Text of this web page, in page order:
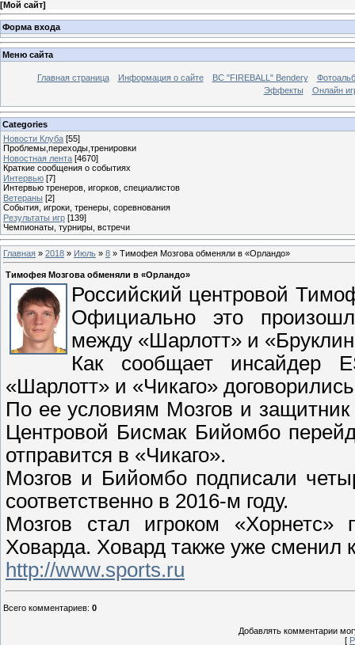
[Мой сайт]
Форма входа
Меню сайта
Главная страница Информация о сайте BC "FIREBALL" Bendery
Эффекты
Онлайн
Categories
Новости Клуба [55]
Проблемы,переходы,тренировки
Новостная лента [4670]
Краткие сообщения о событиях
Интервью [7]
Интервью тренеров, игорков, специалистов
Ветераны [2]
События, игроки, тренеры, соревнования
Результаты игр [139]
Чемпионаты, турниры, встречи
Главная » 2018 » Июль » 8 » Тимофея Мозгова обменяли в «Орландо»
Тимофея Мозгова обменяли в «Орландо»
Российский центровой
Официально это
между «Шарлотт» и
Как сообщает инсайдер
«Шарлотт» и «Чикаго»
По ее условиям Мозгов и
Центровой Бисмак Бийомбо
отправится в «Чикаго».
Мозгов и Бийомбо подписали
соответственно в 2016-м году.
Мозгов стал игроком
Ховарда. Ховард также уже сменил
http://www.sports.ru
Всего комментариев: 0
Добавлять комментарии
[